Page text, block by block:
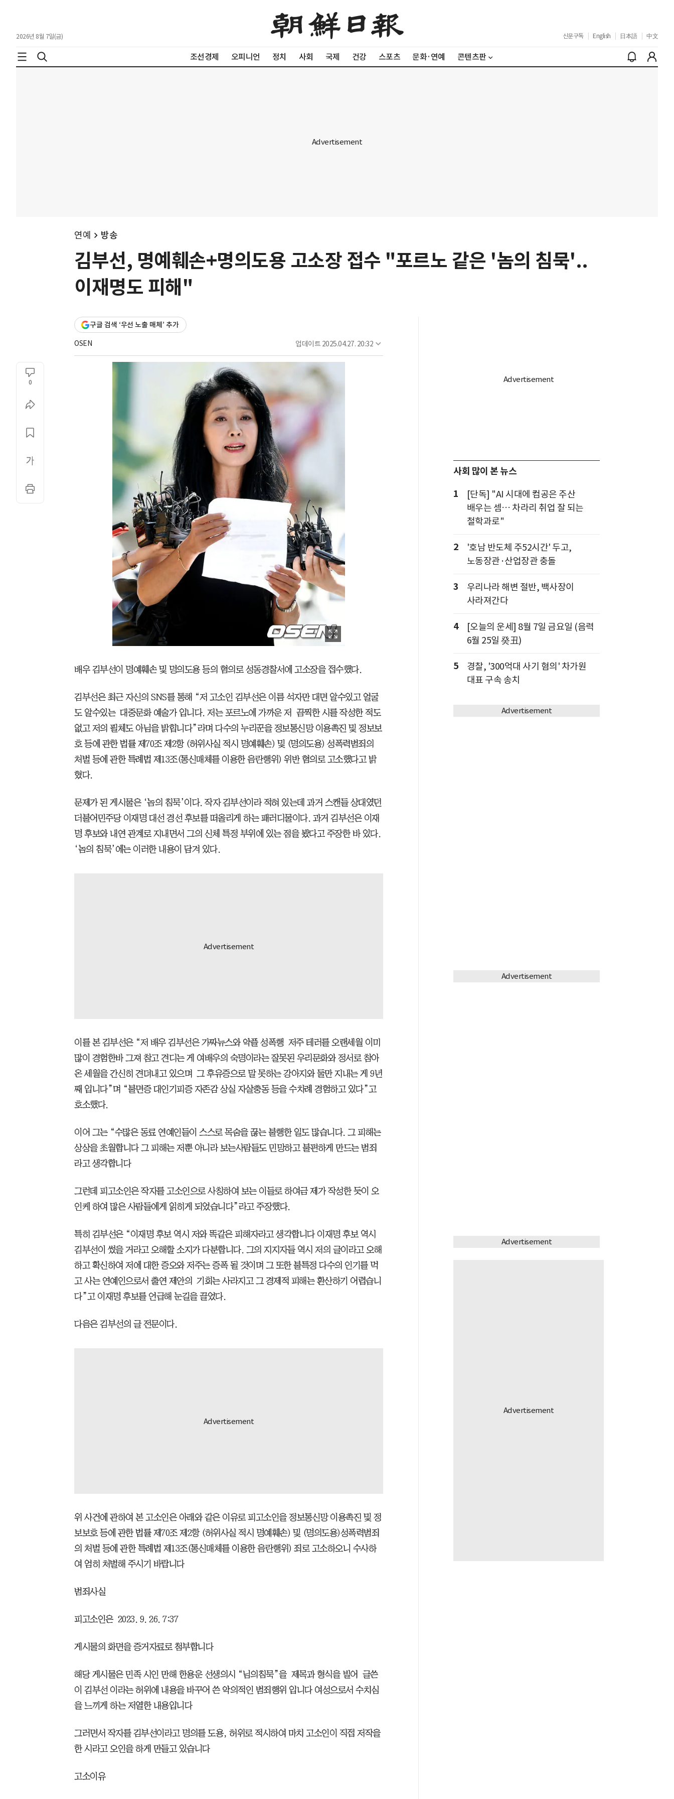
2026년 8월 7일(금) 신문구독 English 日本語 中文
조선경제 오피니언 정치 사회 국제 건강 스포츠 문화·연예 콘텐츠판
연예 방송
김부선, 명예훼손+명의도용 고소장 접수 "포르노 같은 '놈의 침묵'..
이재명도 피해"
구글 검색 ‘우선 노출 매체’ 추가
OSEN 업데이트 2025.04.27. 20:32
0
배우 김부선이 명예훼손 및 명의도용 등의 혐의로 성동경찰서에 고소장을 접수했다.
김부선은 최근 자신의 SNS를 통해 “저 고소인 김부선은 이름 석자만 대면 알수있고 얼굴
도 알수있는 대중문화 예술가 입니다. 저는 포르노에 가까운 저 끔찍한 시를 작성한 적도
없고 저의 필체도 아님을 밝힙니다”라며 다수의 누리꾼을 정보통신망 이용촉진 및 정보보
호 등에 관한 법률 제70조 제2항 (허위사실 적시 명예훼손) 및 (명의도용) 성폭력범죄의
처벌 등에 관한 특례법 제13조(통신매체를 이용한 음란행위) 위반 혐의로 고소했다고 밝
혔다.
문제가 된 게시물은 ‘놈의 침묵’이다. 작자 김부선이라 적혀 있는데 과거 스캔들 상대였던
더불어민주당 이재명 대선 경선 후보를 떠올리게 하는 패러디물이다. 과거 김부선은 이재
명 후보와 내연 관계로 지내면서 그의 신체 특정 부위에 있는 점을 봤다고 주장한 바 있다.
‘놈의 침묵’에는 이러한 내용이 담겨 있다.
이를 본 김부선은 “저 배우 김부선은 가짜뉴스와 악플 성폭행 저주 테러를 오랜세월 이미
많이 경험한바 그져 참고 견디는 게 여배우의 숙명이라는 잘못된 우리문화와 정서로 참아
온 세월을 간신히 견뎌내고 있으며 그 후유증으로 말 못하는 강아지와 둘만 지내는 게 9년
째 입니다”며 “불면증 대인기피증 자존감 상실 자살충동 등을 수차례 경험하고 있다”고
호소했다.
이어 그는 “수많은 동료 연예인들이 스스로 목숨을 끊는 불행한 일도 많습니다. 그 피해는
상상을 초월합니다 그 피해는 저뿐 아니라 보는사람들도 민망하고 불편하게 만드는 범죄
라고 생각합니다
그런데 피고소인은 작자를 고소인으로 사칭하여 보는 이들로 하여금 제가 작성한 듯이 오
인케 하여 많은 사람들에게 읽히게 되었습니다”라고 주장했다.
특히 김부선은 “이재명 후보 역시 저와 똑같은 피해자라고 생각합니다 이재명 후보 역시
김부선이 썼을 거라고 오해할 소지가 다분합니다. 그의 지지자들 역시 저의 글이라고 오해
하고 확신하여 저에 대한 증오와 저주는 증폭 될 것이며 그 또한 불특정 다수의 인기를 먹
고 사는 연예인으로서 출연 제안의 기회는 사라지고 그 경제적 피해는 환산하기 어렵습니
다”고 이재명 후보를 언급해 눈길을 끌었다.
다음은 김부선의 글 전문이다.
위 사건에 관하여 본 고소인은 아래와 같은 이유로 피고소인을 정보통신망 이용촉진 및 정
보보호 등에 관한 법률 제70조 제2항 (허위사실 적시 명예훼손) 및 (명의도용)성폭력범죄
의 처벌 등에 관한 특례법 제13조(통신매체를 이용한 음란행위) 죄로 고소하오니 수사하
여 엄히 처벌해 주시기 바랍니다
범죄사실
피고소인은 2023. 9. 26. 7:37
게시물의 화면을 증거자료로 첨부합니다
해당 게시물은 민족 시인 만해 한용운 선생의시 “님의침묵”을 제목과 형식을 빌어 글쓴
이 김부선 이라는 허위에 내용을 바꾸어 쓴 악의적인 범죄행위 입니다 여성으로서 수치심
을 느끼게 하는 저열한 내용입니다
그러면서 작자를 김부선이라고 명의를 도용, 허위로 적시하여 마치 고소인이 직접 저작을
한 시라고 오인을 하게 만들고 있습니다
고소이유
사회 많이 본 뉴스
1
[단독] "AI 시대에 컴공은 주산
배우는 셈… 차라리 취업 잘 되는
철학과로"
2
'호남 반도체 주52시간' 두고,
노동장관·산업장관 충돌
3
우리나라 해변 절반, 백사장이
사라져간다
4
[오늘의 운세] 8월 7일 금요일 (음력
6월 25일 癸丑)
5
경찰, '300억대 사기 혐의' 차가원
대표 구속 송치